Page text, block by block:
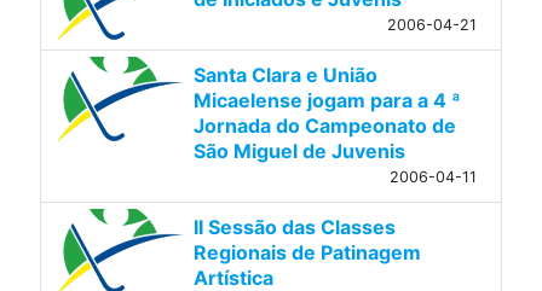
2006-04-21
Santa Clara e União
Micaelense jogam para a 4 ª
Jornada do Campeonato de
São Miguel de Juvenis
2006-04-11
II Sessão das Classes
Regionais de Patinagem
Artística